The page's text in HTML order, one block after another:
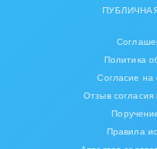
Мебель, лес,
Медицина и
Металлургия
Политика
Согласие на
Отзыв
Правила